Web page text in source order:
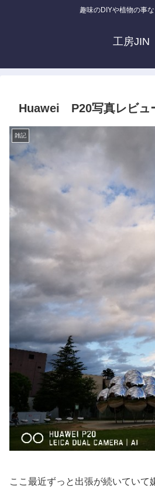
趣味のDIYや植物の事
工房JIN
Huawei P20写真レビュ
雑記
ここ最近ずっと出張が続いてい